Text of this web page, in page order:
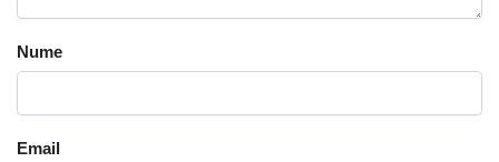
Nume
Email